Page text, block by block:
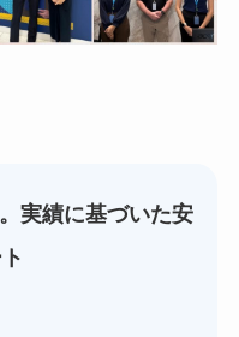
実績に基づいた安